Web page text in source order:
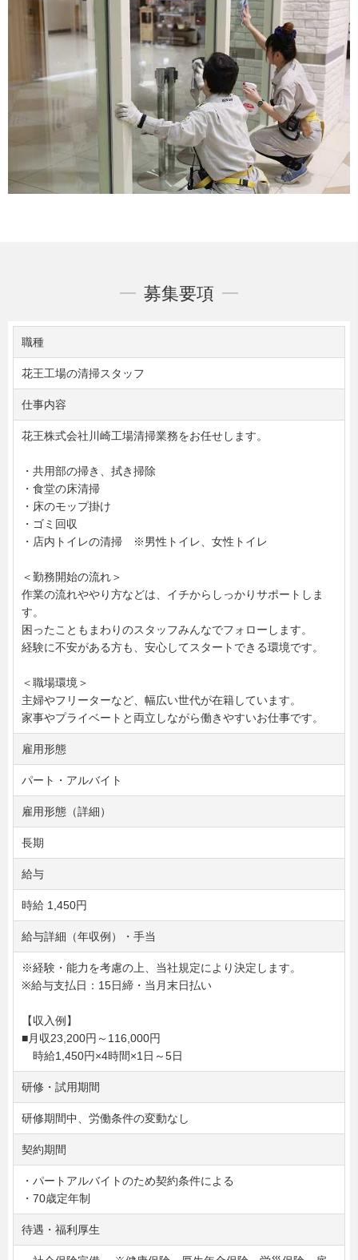
募集要項
職種
花王工場の清掃スタッフ
仕事内容
花王株式会社川崎工場清掃業務をお任せします。
・共用部の掃き、拭き掃除
・食堂の床清掃
・床のモップ掛け
・ゴミ回収
・店内トイレの清掃 ※男性トイレ、女性トイレ
＜勤務開始の流れ＞
作業の流れややり方などは、イチからしっかりサポートしま
す。
困ったこともまわりのスタッフみんなでフォローします。
経験に不安がある方も、安心してスタートできる環境です。
＜職場環境＞
主婦やフリーターなど、幅広い世代が在籍しています。
家事やプライベートと両立しながら働きやすいお仕事です。
雇用形態
パート・アルバイト
雇用形態（詳細）
長期
給与
時給 1,450円
給与詳細（年収例）・手当
※経験・能力を考慮の上、当社規定により決定します。
※給与支払日：15日締・当月末日払い
【収入例】
■月収23,200円～116,000円
時給1,450円×4時間×1日～5日
研修・試用期間
研修期間中、労働条件の変動なし
契約期間
・パートアルバイトのため契約条件による
・70歳定年制
待遇・福利厚生